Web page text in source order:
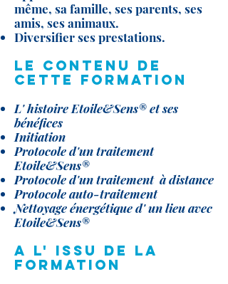
même, sa famille, ses parents, ses
amis, ses animaux.
Diversifier ses prestations.
Le contenu de
cette formation
L' histoire Etoile&Sens® et ses
bénéfices
Initiation
Protocole d'un traitement
Etoile&Sens®
Protocole d'un traitement à distance
Protocole auto-traitement
Nettoyage énergétique d' un lieu avec
Etoile&Sens®
A l' issu de la
formation